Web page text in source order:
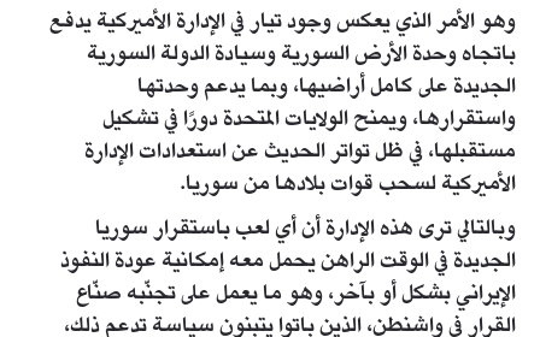
وهو الأمر الذي يعكس وجود تيار في الإدارة الأميركية يدفع
باتجاه وحدة الأرض السورية وسيادة الدولة السورية
الجديدة على كامل أراضيها، وبما يدعم وحدتها
واستقرارها، ويمنح الولايات المتحدة دورًا في تشكيل
مستقبلها، في ظل تواتر الحديث عن استعدادات الإدارة
الأميركية لسحب قوات بلادها من سوريا.
وبالتالي ترى هذه الإدارة أن أي لعب باستقرار سوريا
الجديدة في الوقت الراهن يحمل معه إمكانية عودة النفوذ
الإيراني بشكل أو بآخر، وهو ما يعمل على تجنّبه صنّاع
القرار في واشنطن، الذين باتوا يتبنون سياسة تدعم ذلك،